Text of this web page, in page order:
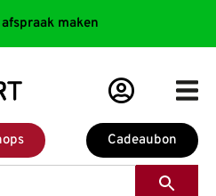
maken
Cadeaubon